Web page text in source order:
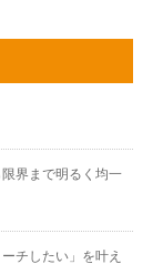
界まで明るく均一
チしたい」を叶え